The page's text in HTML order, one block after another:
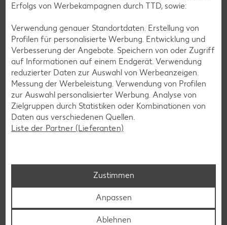
Glutenfreie Rezepte
Wer auf Gluten verzichtet, muss nicht automatisch auf
Vielfalt und Geschmack verzichten. Ob süß oder herzhaft –
mit unseren glutenfreien Rezepten zauberst du dir Gerichte,
die nicht nur verträglich, sondern auch richtig lecker sind.
Rezepte entdecken
Erfolgs von Werbekampagnen durch TTD, sowie:
Verwendung genauer Standortdaten. Erstellung von
Profilen für personalisierte Werbung. Entwicklung und
Verbesserung der Angebote. Speichern von oder Zugriff
auf Informationen auf einem Endgerät. Verwendung
reduzierter Daten zur Auswahl von Werbeanzeigen.
Messung der Werbeleistung. Verwendung von Profilen
zur Auswahl personalisierter Werbung. Analyse von
Zielgruppen durch Statistiken oder Kombinationen von
Daten aus verschiedenen Quellen.
Liste der Partner (Lieferanten)
Zustimmen
Anpassen
Ablehnen